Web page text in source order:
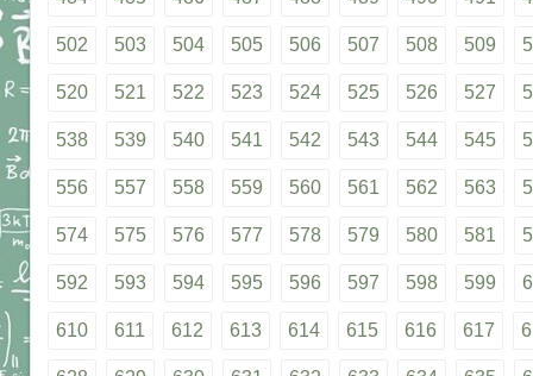
502 503 504 505 506 507 508 509
520 521 522 523 524 525 526 527
538 539 540 541 542 543 544 545
556 557 558 559 560 561 562 563
574 575 576 577 578 579 580 581
592 593 594 595 596 597 598 599
610 611 612 613 614 615 616 617